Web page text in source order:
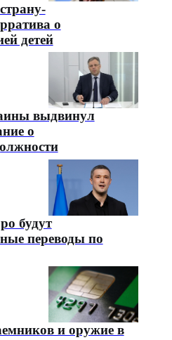
о
детей
выдвинул
о
будут
переводы по
и оружие в